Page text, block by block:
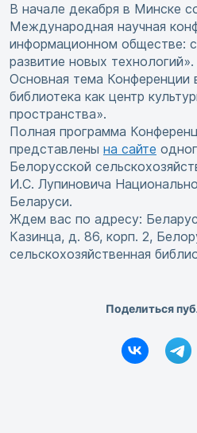
В начале декабря в Минске
Международная научная
информационном обществе:
развитие новых технологий».
Основная тема Конференции
библиотека как центр
пространства».
Полная программа
представлены на сайте
Белорусской
И.С. Лупиновича
Беларуси.
Ждем вас по адресу:
Казинца, д. 86, корп. 2,
сельскохозяйственная
Поделиться